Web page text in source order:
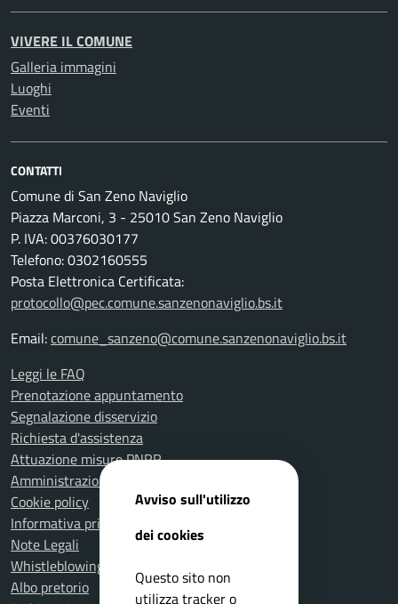
VIVERE IL COMUNE
Galleria immagini
Luoghi
Eventi
CONTATTI
Comune di San Zeno Naviglio
Piazza Marconi, 3 - 25010 San Zeno Naviglio
P. IVA: 00376030177
Telefono: 0302160555
Posta Elettronica Certificata:
protocollo@pec.comune.sanzenonaviglio.bs.it
Email:comune_sanzeno@comune.sanzenonaviglio.bs.it
Leggi le FAQ
Prenotazione appuntamento
Segnalazione disservizio
Richiesta d'assistenza
Attuazione misure PNRR
Amministrazione trasparente
Cookie policy
Informativa privacy
Note Legali
Whistleblowing
Albo pretorio
Avviso sull'utilizzo
dei cookies
Questo sito non
utilizza tracker o